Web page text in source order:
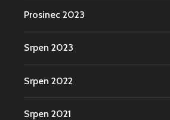
Prosinec 2023
Srpen 2023
Srpen 2022
Srpen 2021